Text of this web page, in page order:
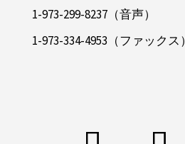
1-973-299-8237（音声）
1-973-334-4953（ファックス）